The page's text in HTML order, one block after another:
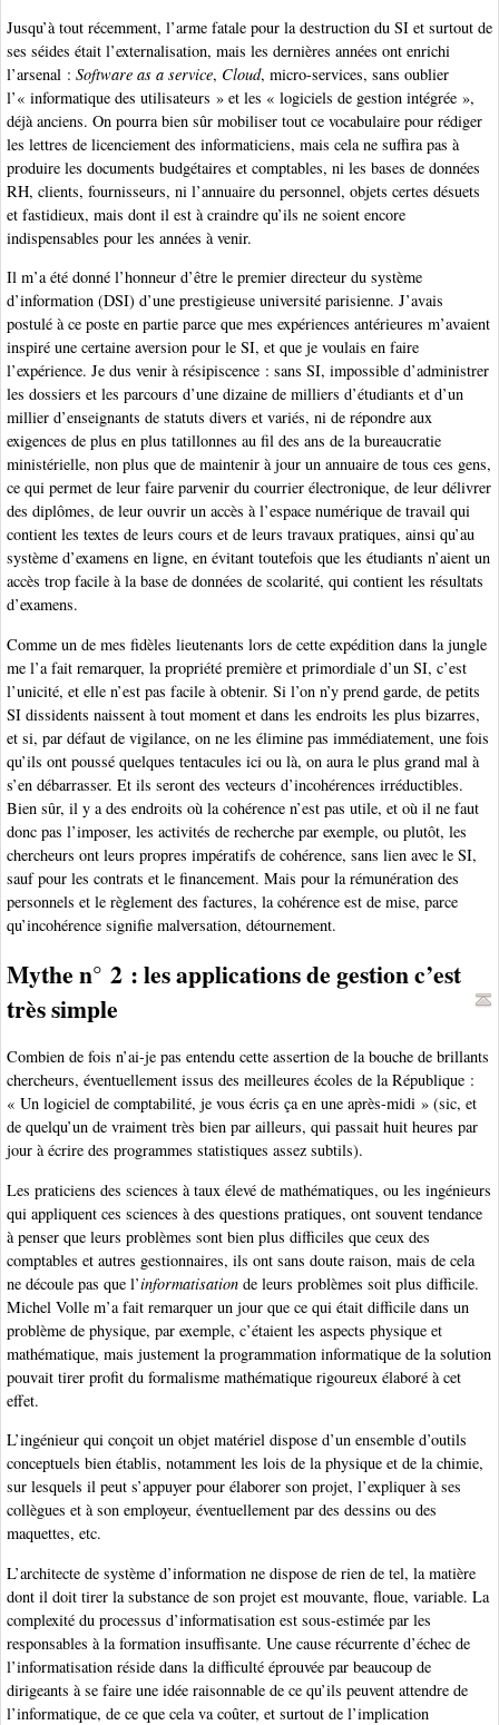
Jusqu’à tout récemment, l’arme fatale pour la destruction du SI et surtout de
ses séides était l’externalisation, mais les dernières années ont enrichi
l’arsenal : Software as a service, Cloud, micro-services, sans oublier
l’« informatique des utilisateurs » et les « logiciels de gestion intégrée »,
déjà anciens. On pourra bien sûr mobiliser tout ce vocabulaire pour rédiger
les lettres de licenciement des informaticiens, mais cela ne suffira pas à
produire les documents budgétaires et comptables, ni les bases de données
RH, clients, fournisseurs, ni l’annuaire du personnel, objets certes désuets
et fastidieux, mais dont il est à craindre qu’ils ne soient encore
indispensables pour les années à venir.
Il m’a été donné l’honneur d’être le premier directeur du système
d’information (DSI) d’une prestigieuse université parisienne. J’avais
postulé à ce poste en partie parce que mes expériences antérieures m’avaient
inspiré une certaine aversion pour le SI, et que je voulais en faire
l’expérience. Je dus venir à résipiscence : sans SI, impossible d’administrer
les dossiers et les parcours d’une dizaine de milliers d’étudiants et d’un
millier d’enseignants de statuts divers et variés, ni de répondre aux
exigences de plus en plus tatillonnes au fil des ans de la bureaucratie
ministérielle, non plus que de maintenir à jour un annuaire de tous ces gens,
ce qui permet de leur faire parvenir du courrier électronique, de leur délivrer
des diplômes, de leur ouvrir un accès à l’espace numérique de travail qui
contient les textes de leurs cours et de leurs travaux pratiques, ainsi qu’au
système d’examens en ligne, en évitant toutefois que les étudiants n’aient un
accès trop facile à la base de données de scolarité, qui contient les résultats
d’examens.
Comme un de mes fidèles lieutenants lors de cette expédition dans la jungle
me l’a fait remarquer, la propriété première et primordiale d’un SI, c’est
l’unicité, et elle n’est pas facile à obtenir. Si l’on n’y prend garde, de petits
SI dissidents naissent à tout moment et dans les endroits les plus bizarres,
et si, par défaut de vigilance, on ne les élimine pas immédiatement, une fois
qu’ils ont poussé quelques tentacules ici ou là, on aura le plus grand mal à
s’en débarrasser. Et ils seront des vecteurs d’incohérences irréductibles.
Bien sûr, il y a des endroits où la cohérence n’est pas utile, et où il ne faut
donc pas l’imposer, les activités de recherche par exemple, ou plutôt, les
chercheurs ont leurs propres impératifs de cohérence, sans lien avec le SI,
sauf pour les contrats et le financement. Mais pour la rémunération des
personnels et le règlement des factures, la cohérence est de mise, parce
qu’incohérence signifie malversation, détournement.
Mythe n° 2 : les applications de gestion c’est
très simple
Combien de fois n’ai-je pas entendu cette assertion de la bouche de brillants
chercheurs, éventuellement issus des meilleures écoles de la République :
« Un logiciel de comptabilité, je vous écris ça en une après-midi » (sic, et
de quelqu’un de vraiment très bien par ailleurs, qui passait huit heures par
jour à écrire des programmes statistiques assez subtils).
Les praticiens des sciences à taux élevé de mathématiques, ou les ingénieurs
qui appliquent ces sciences à des questions pratiques, ont souvent tendance
à penser que leurs problèmes sont bien plus difficiles que ceux des
comptables et autres gestionnaires, ils ont sans doute raison, mais de cela
ne découle pas que l’informatisation de leurs problèmes soit plus difficile.
Michel Volle m’a fait remarquer un jour que ce qui était difficile dans un
problème de physique, par exemple, c’étaient les aspects physique et
mathématique, mais justement la programmation informatique de la solution
pouvait tirer profit du formalisme mathématique rigoureux élaboré à cet
effet.
L’ingénieur qui conçoit un objet matériel dispose d’un ensemble d’outils
conceptuels bien établis, notamment les lois de la physique et de la chimie,
sur lesquels il peut s’appuyer pour élaborer son projet, l’expliquer à ses
collègues et à son employeur, éventuellement par des dessins ou des
maquettes, etc.
L’architecte de système d’information ne dispose de rien de tel, la matière
dont il doit tirer la substance de son projet est mouvante, floue, variable. La
complexité du processus d’informatisation est sous-estimée par les
responsables à la formation insuffisante. Une cause récurrente d’échec de
l’informatisation réside dans la difficulté éprouvée par beaucoup de
dirigeants à se faire une idée raisonnable de ce qu’ils peuvent attendre de
l’informatique, de ce que cela va coûter, et surtout de l’implication